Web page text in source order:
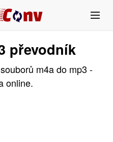
převodník
m4a do mp3 -
online.